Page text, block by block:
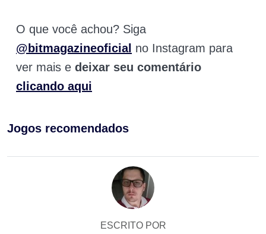
O que você achou? Siga
@bitmagazineoficial no Instagram para
ver mais e deixar seu comentário
clicando aqui
Jogos recomendados
ESCRITO POR